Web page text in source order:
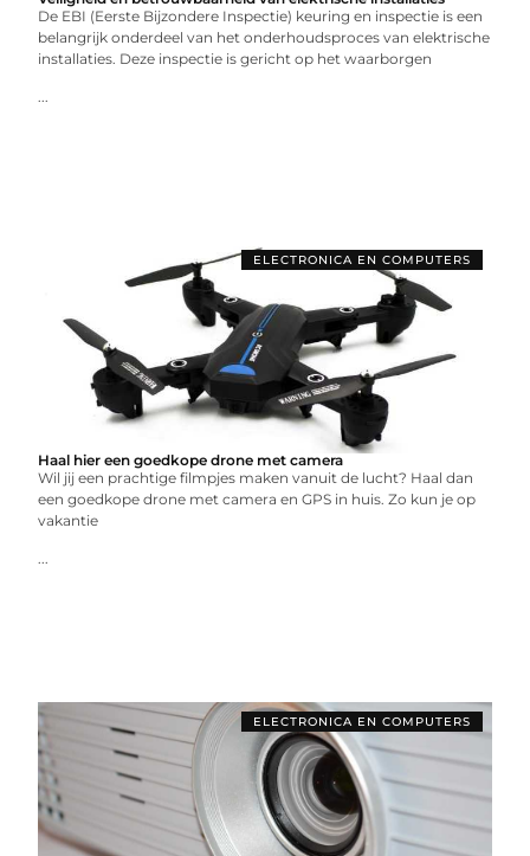
De EBI (Eerste Bijzondere Inspectie) keuring en inspectie is een
belangrijk onderdeel van het onderhoudsproces van elektrische
installaties. Deze inspectie is gericht op het waarborgen
...
ELECTRONICA EN COMPUTERS
Haal hier een goedkope drone met camera
Wil jij een prachtige filmpjes maken vanuit de lucht? Haal dan
een goedkope drone met camera en GPS in huis. Zo kun je op
vakantie
...
ELECTRONICA EN COMPUTERS